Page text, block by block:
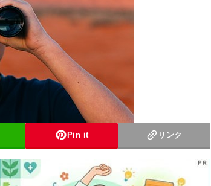
Pin it リンク